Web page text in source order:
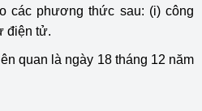
các phương thức sau: (i) công
điện tử.
quan là ngày 18 tháng 12 năm